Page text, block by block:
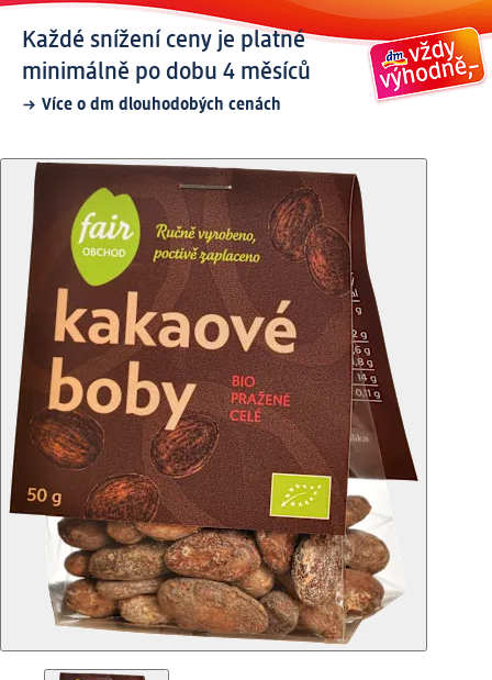
Každé snížení ceny je platné
minimálně po dobu 4 měsíců
Více o dm dlouhodobých cenách